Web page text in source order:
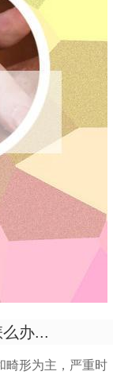
办...
畸形为主，严重时